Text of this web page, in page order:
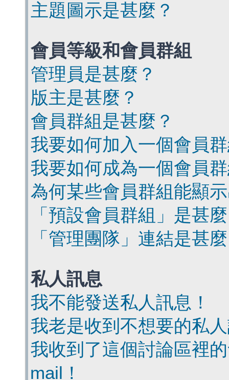
主題圖示是甚麼？
會員等級和會員群組
管理員是甚麼？
版主是甚麼？
會員群組是甚麼？
我要如何加入一個會員
我要如何成為一個會員
為何某些會員群組能顯
「預設會員群組」是甚
「管理團隊」連結是甚
私人訊息
我不能發送私人訊息！
我老是收到不想要的私
我收到了這個討論區裡
mail！